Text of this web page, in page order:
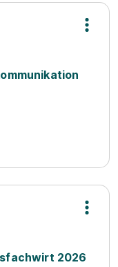
2026